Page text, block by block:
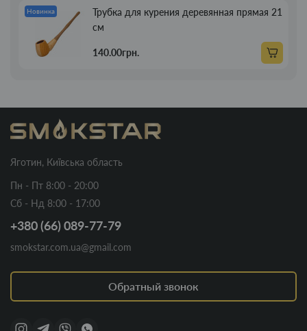
Новинка
Трубка для курения деревянная прямая 21
см
140.00грн.
Яготин, Київська область
Пн - Пт 8:00 - 20:00
Сб - Нд 8:00 - 17:00
+380 (66) 089-77-79
smokstar.com.ua@gmail.com
Обратный звонок